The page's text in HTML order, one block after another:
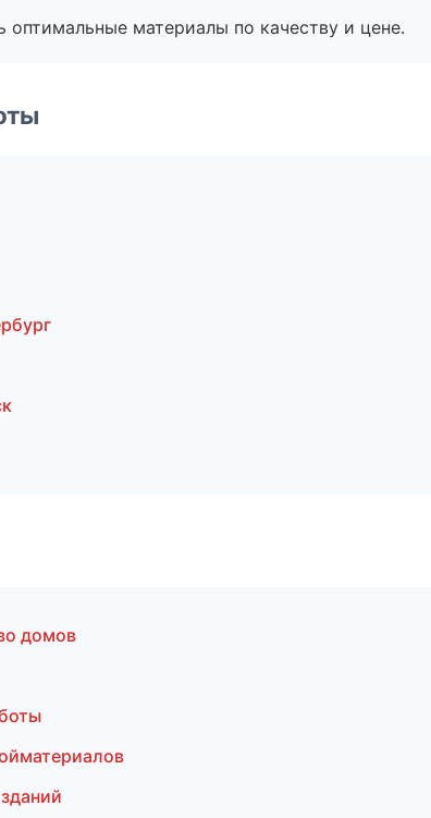
материалы по качеству и цене.
домов